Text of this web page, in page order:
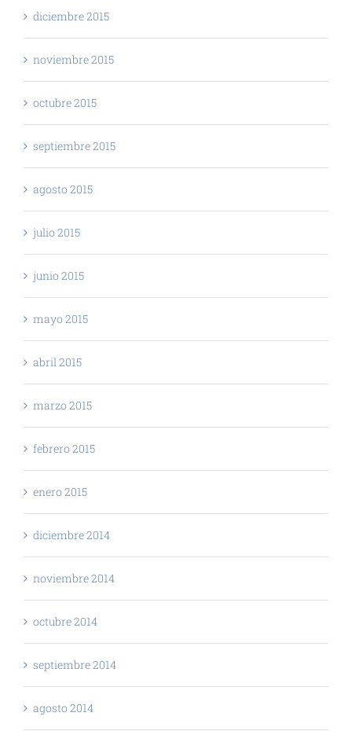
diciembre 2015
noviembre 2015
octubre 2015
septiembre 2015
agosto 2015
julio 2015
junio 2015
mayo 2015
abril 2015
marzo 2015
febrero 2015
enero 2015
diciembre 2014
noviembre 2014
octubre 2014
septiembre 2014
agosto 2014